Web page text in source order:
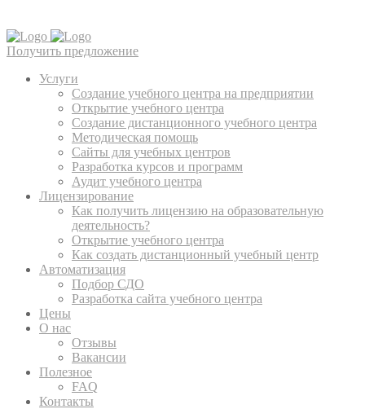
Получить предложение
Услуги
Создание учебного центра на предприятии
Открытие учебного центра
Создание дистанционного учебного центра
Методическая помощь
Сайты для учебных центров
Разработка курсов и программ
Аудит учебного центра
Лицензирование
Как получить лицензию на образовательную
деятельность?
Открытие учебного центра
Как создать дистанционный учебный центр
Автоматизация
Подбор СДО
Разработка сайта учебного центра
Цены
О нас
Отзывы
Вакансии
Полезное
FAQ
Контакты